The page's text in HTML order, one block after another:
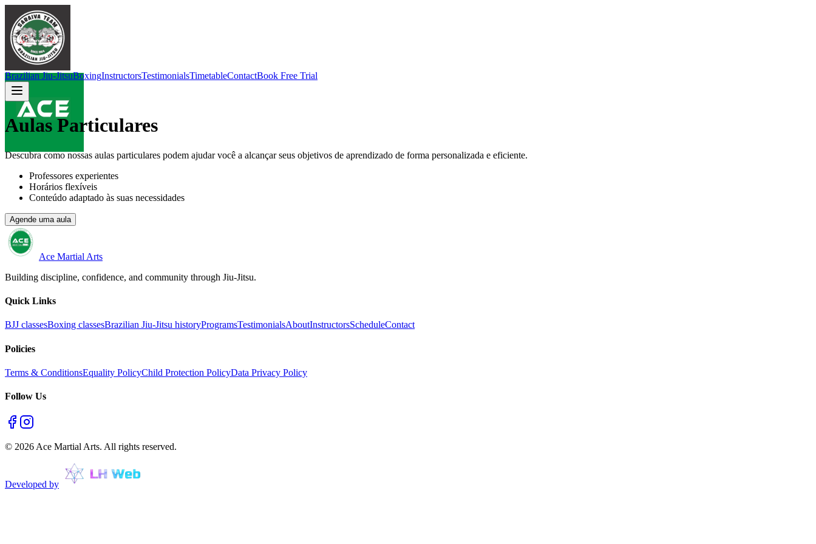
Brazilian Jiu-JitsuBoxingInstructorsTestimonialsTimetableContactBook Free Trial
Aulas Particulares
Descubra como nossas aulas particulares podem ajudar você a alcançar seus objetivos de aprendizado de forma personalizada e eficiente.
Professores experientes
Horários flexíveis
Conteúdo adaptado às suas necessidades
Agende uma aula
Ace Martial Arts
Building discipline, confidence, and community through Jiu-Jitsu.
Quick Links
BJJ classesBoxing classesBrazilian Jiu-Jitsu historyProgramsTestimonialsAboutInstructorsScheduleContact
Policies
Terms & ConditionsEquality PolicyChild Protection PolicyData Privacy Policy
Follow Us
© 2026Ace Martial Arts. All rights reserved.
Developed by